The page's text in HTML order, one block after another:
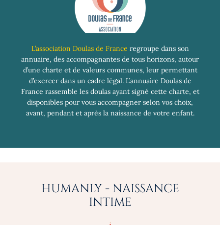
L’association Doulas de France regroupe dans son
annuaire, des accompagnantes de tous horizons, autour
d’une charte et de valeurs communes, leur permettant
d’exercer dans un cadre légal. L’annuaire Doulas de
France rassemble les doulas ayant signé cette charte, et
disponibles pour vous accompagner selon vos choix,
avant, pendant et après la naissance de votre enfant.
HUMANLY - NAISSANCE
INTIME